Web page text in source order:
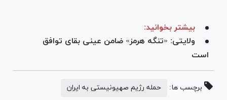
بیشتر بخوانید:
ولایتی: «تنگه هرمز» ضامن عینی بقای توافق
است
برچسب ها: حمله رژیم صهیونیستی به ایران